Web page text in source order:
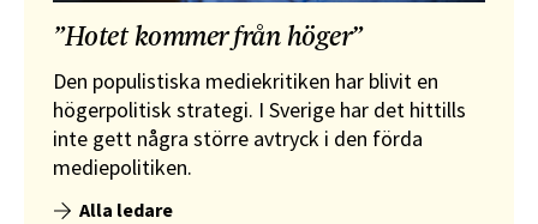
”Hotet kommer från höger”
Den populistiska mediekritiken har blivit en
högerpolitisk strategi. I Sverige har det hittills
inte gett några större avtryck i den förda
mediepolitiken.
Alla ledare